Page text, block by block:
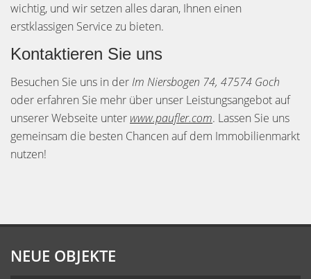
wichtig, und wir setzen alles daran, Ihnen einen
erstklassigen Service zu bieten.
Kontaktieren Sie uns
Besuchen Sie uns in der Im Niersbogen 74, 47574 Goch
oder erfahren Sie mehr über unser Leistungsangebot auf
unserer Webseite unter www.paufler.com. Lassen Sie uns
gemeinsam die besten Chancen auf dem Immobilienmarkt
nutzen!
NEUE OBJEKTE